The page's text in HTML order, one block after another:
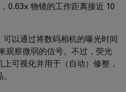
0.63x 物镜的工作距离接近 10
以通过将数码相机的曝光时间
观察微弱的信号。不过，荧光
可视化并用于（自动）修整，